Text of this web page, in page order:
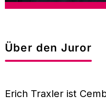
Über den Juror
Erich Traxler ist